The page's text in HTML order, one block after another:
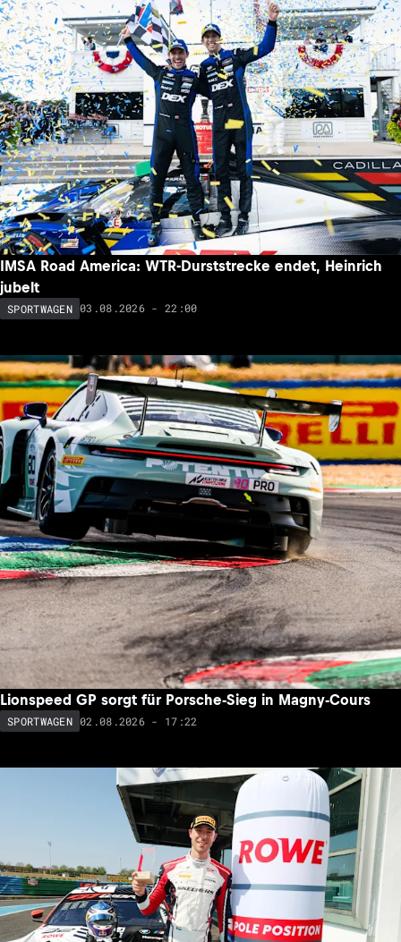
IMSA Road America: WTR-Durststrecke endet, Heinrich
jubelt
SPORTWAGEN 03.08.2026 - 22:00
Lionspeed GP sorgt für Porsche-Sieg in Magny-Cours
SPORTWAGEN 02.08.2026 - 17:22